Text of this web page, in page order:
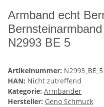
Armband echt
N2993 BE 5
Artikelnummer: N2993_BE_5
HAN: Nicht zutreffend
Kategorie: Armbänder
Hersteller: Geno Schmuck